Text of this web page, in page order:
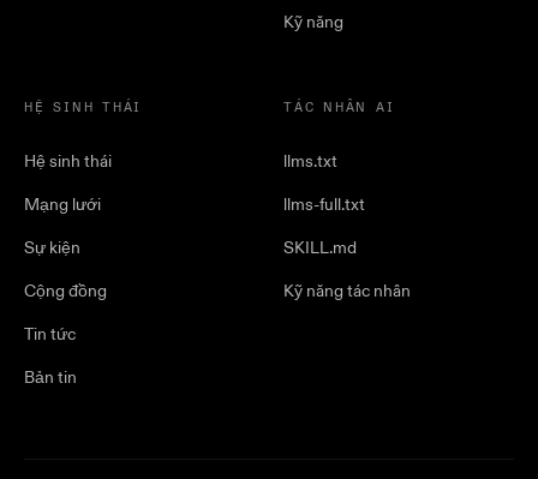
Kỹ năng
HỆ SINH THÁI
Hệ sinh thái
Mạng lưới
Sự kiện
Cộng đồng
Tin tức
Bản tin
TÁC NHÂN AI
llms.txt
llms-full.txt
SKILL.md
Kỹ năng tác nhân